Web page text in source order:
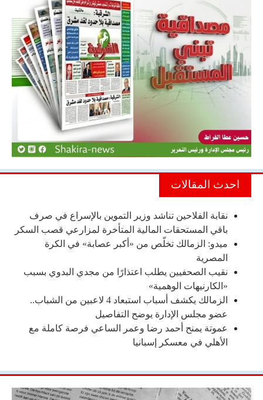
احدث المقالات
نقابة الفلاحين تناشد وزير التموين بالإسراع في صرف
باقي المستحقات المالية المتأخرة لمزارعي قصب السكر
ميدو: الزمالك تخلّص من «أكبر عصابة» في الكرة
المصرية
نقيب الصحفيين يطلب اعتذارًا من مجدي البدوي بسبب
«الكارنيهات الوهمية»
الزمالك يكشف أسباب استبعاد 4 لاعبين من الشباب..
عضو مجلس الإدارة يوضح التفاصيل
عموتة يمنح أحمد رضا وعمر الساعي فرصة كاملة مع
الأهلي في معسكر إسبانيا